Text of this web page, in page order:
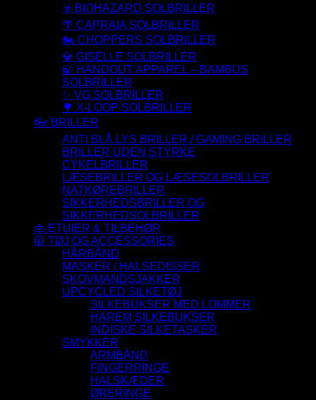
☣️ BIOHAZARD SOLBRILLER
🌴 CAPRAIA SOLBRILLER
🏍️ CHOPPERS SOLBRILLER
💎 GISELLE SOLBRILLER
🍃 HANDOUT APPAREL – BAMBUS
SOLBRILLER
✨ VG SOLBRILLER
🌳 X-LOOP SOLBRILLER
👓 BRILLER
ANTI BLÅ LYS BRILLER / GAMING BRILLER
BRILLER UDEN STYRKE
CYKELBRILLER
LÆSEBRILLER OG LÆSESOLBRILLER
NATKØREBRILLER
SIKKERHEDSBRILLER OG
SIKKERHEDSOLBRILLER
👜 ETUIER & TILBEHØR
🧥 TØJ OG ACCESSORIES
HÅRBÅND
MASKER / HALSEDISSER
SKOVMANDSJAKKER
UPCYCLED SILKETØJ
SILKEBUKSER MED LOMMER
HAREM SILKEBUKSER
INDISKE SILKETASKER
SMYKKER
ARMBÅND
FINGERRINGE
HALSKÆDER
ØRERINGE